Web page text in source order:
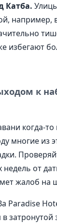
Катба.
например,
избегают
к
когда-то
многие из
недель от
жалоб на
Paradise
затронутой